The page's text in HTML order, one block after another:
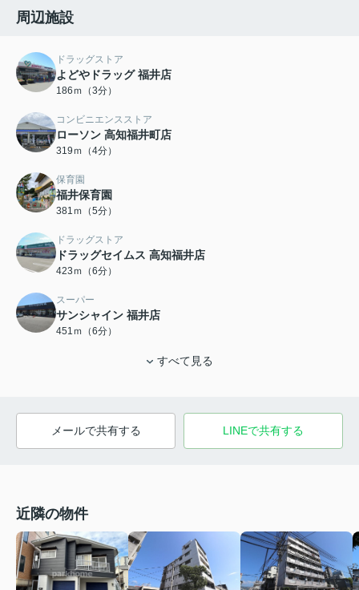
周辺施設
ドラッグストア
よどやドラッグ 福井店
186ｍ（3分）
コンビニエンスストア
ローソン 高知福井町店
319ｍ（4分）
保育園
福井保育園
381ｍ（5分）
ドラッグストア
ドラッグセイムス 高知福井店
423ｍ（6分）
スーパー
サンシャイン 福井店
451ｍ（6分）
すべて見る
メールで共有する LINEで共有する
近隣の物件